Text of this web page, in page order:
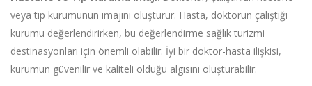
veya tıp kurumunun imajını oluşturur. Hasta, doktorun çalıştığı
kurumu değerlendirirken, bu değerlendirme sağlık turizmi
destinasyonları için önemli olabilir. İyi bir doktor-hasta ilişkisi,
kurumun güvenilir ve kaliteli olduğu algısını oluşturabilir.